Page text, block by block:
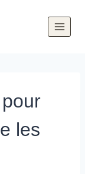
les